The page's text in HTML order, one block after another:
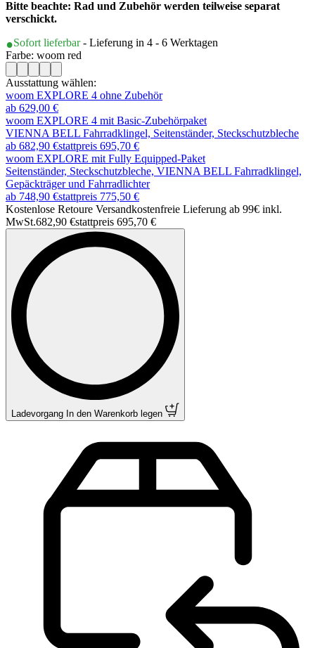
Bitte beachte: Rad und Zubehör werden teilweise separat
verschickt.
Sofort lieferbar- Lieferung in 4 - 6 Werktagen
Farbe: woom red
Ausstattung wählen:
woom EXPLORE 4 ohne Zubehör
ab 629,00 €
woom EXPLORE 4 mit Basic-Zubehörpaket
VIENNA BELL Fahrradklingel, Seitenständer, Steckschutzbleche
ab 682,90 €stattpreis 695,70 €
woom EXPLORE mit Fully Equipped-Paket
Seitenständer, Steckschutzbleche, VIENNA BELL Fahrradklingel,
Gepäckträger und Fahrradlichter
ab 748,90 €stattpreis 775,50 €
Kostenlose Retoure Versandkostenfreie Lieferung ab 99€ inkl.
MwSt.682,90 €stattpreis 695,70 €
Ladevorgang In den Warenkorb legen